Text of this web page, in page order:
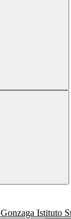
Istituto